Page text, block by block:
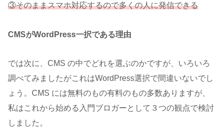
③そのままスマホ対応するので多くの人に発信できる
CMSがWordPress一択である理由
では次に、CMS の中でどれを選ぶのかですが、いろいろ
調べてみましたがこれはWordPress選択で間違いないでし
ょう。CMS には無料のもの有料のもの多数ありますが、
私はこれから始める入門ブロガーとして３つの観点で検討
しました。